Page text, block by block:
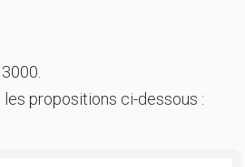
propositions ci-dessous :